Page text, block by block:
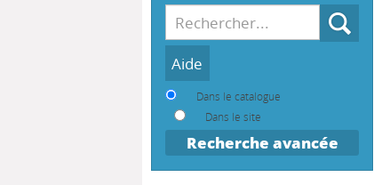
Recherche
Dans le catalogue
Dans le site
Recherche avancée